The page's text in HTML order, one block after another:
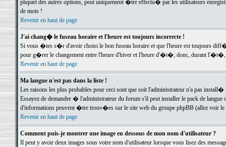
plupart des autres options, peut uniquement �tre effectu� par les utilisateurs
de mots !
Revenir en haut de page
J'ai chang� le fuseau horaire et l'heure est toujours incorrecte !
Si vous �tes s�r d'avoir choisi le bon fuseau horaire et que l'heure est toujours
pour g�rer le changement entre l'heure d'hiver et l'heure d'�t�; donc, durant
Revenir en haut de page
Ma langue n'est pas dans la liste !
Les raisons les plus probables pour ceci sont que soit l'administrateur n'a pas
Essayez de demander � l'administrateur du forum s'il peut installer le pack de
d'informations peuvent �tre trouv�es sur le site web du groupe phpBB (allez voir le
Revenir en haut de page
Comment puis-je montrer une image en dessous de mon nom d'utilisateur ?
Il peut y avoir deux images sous votre nom d'utilisateur lorsque vous lisez des